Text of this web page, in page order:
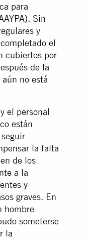
para
Sin
y
el
cubiertos por
de la
no está
el personal
están
la falta
de los
a la
y
graves. En
hombre
someterse
la